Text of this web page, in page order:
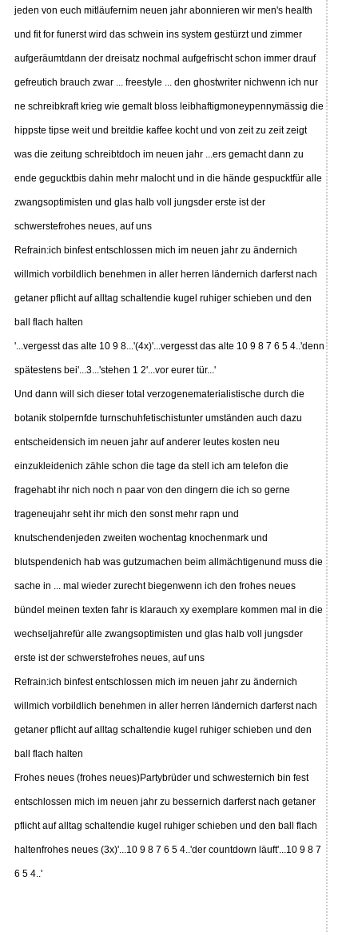
jeden von euch mitläufernim neuen jahr abonnieren wir men's health
und fit for funerst wird das schwein ins system gestürzt und zimmer
aufgeräumtdann der dreisatz nochmal aufgefrischt schon immer drauf
gefreutich brauch zwar ... freestyle ... den ghostwriter nichwenn ich nur
ne schreibkraft krieg wie gemalt bloss leibhaftigmoneypennymässig die
hippste tipse weit und breitdie kaffee kocht und von zeit zu zeit zeigt
was die zeitung schreibtdoch im neuen jahr ...ers gemacht dann zu
ende gegucktbis dahin mehr malocht und in die hände gespucktfür alle
zwangsoptimisten und glas halb voll jungsder erste ist der
schwerstefrohes neues, auf uns
Refrain:ich binfest entschlossen mich im neuen jahr zu ändernich
willmich vorbildlich benehmen in aller herren ländernich darferst nach
getaner pflicht auf alltag schaltendie kugel ruhiger schieben und den
ball flach halten
'...vergesst das alte 10 9 8...'(4x)'...vergesst das alte 10 9 8 7 6 5 4..'denn
spätestens bei'...3...'stehen 1 2'...vor eurer tür...'
Und dann will sich dieser total verzogenematerialistische durch die
botanik stolpernfde turnschuhfetischistunter umständen auch dazu
entscheidensich im neuen jahr auf anderer leutes kosten neu
einzukleidenich zähle schon die tage da stell ich am telefon die
fragehabt ihr nich noch n paar von den dingern die ich so gerne
trageneujahr seht ihr mich den sonst mehr rapn und
knutschendenjeden zweiten wochentag knochenmark und
blutspendenich hab was gutzumachen beim allmächtigenund muss die
sache in ... mal wieder zurecht biegenwenn ich den frohes neues
bündel meinen texten fahr is klarauch xy exemplare kommen mal in die
wechseljahrefür alle zwangsoptimisten und glas halb voll jungsder
erste ist der schwerstefrohes neues, auf uns
Refrain:ich binfest entschlossen mich im neuen jahr zu ändernich
willmich vorbildlich benehmen in aller herren ländernich darferst nach
getaner pflicht auf alltag schaltendie kugel ruhiger schieben und den
ball flach halten
Frohes neues (frohes neues)Partybrüder und schwesternich bin fest
entschlossen mich im neuen jahr zu bessernich darferst nach getaner
pflicht auf alltag schaltendie kugel ruhiger schieben und den ball flach
haltenfrohes neues (3x)'...10 9 8 7 6 5 4..'der countdown läuft'...10 9 8 7
6 5 4..'